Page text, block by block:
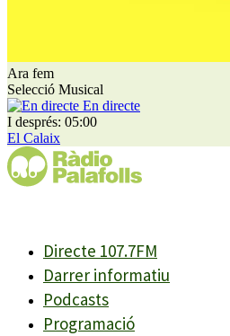
Ara fem
Selecció Musical
En directe
I després: 05:00
El Calaix
Directe 107.7FM
Darrer informatiu
Podcasts
Programació